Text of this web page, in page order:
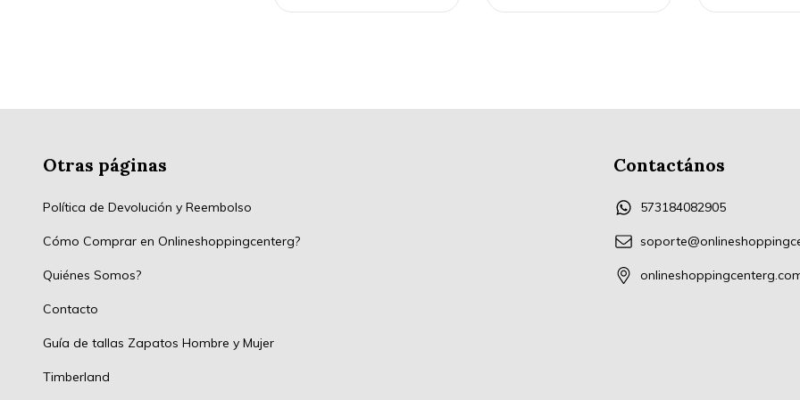
Otras páginas
Política de Devolución y Reembolso
Cómo Comprar en Onlineshoppingcenterg?
Quiénes Somos?
Contacto
Guía de tallas Zapatos Hombre y Mujer
Timberland
Contactános
573184082905